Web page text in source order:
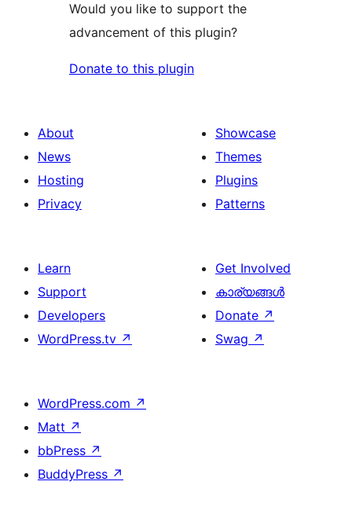
Would you like to support the
advancement of this plugin?
Donate to this plugin
About
News
Hosting
Privacy
Showcase
Themes
Plugins
Patterns
Learn
Support
Developers
WordPress.tv ↗
Get Involved
കാര്യങ്ങള്‍
Donate ↗
Swag ↗
WordPress.com ↗
Matt ↗
bbPress ↗
BuddyPress ↗